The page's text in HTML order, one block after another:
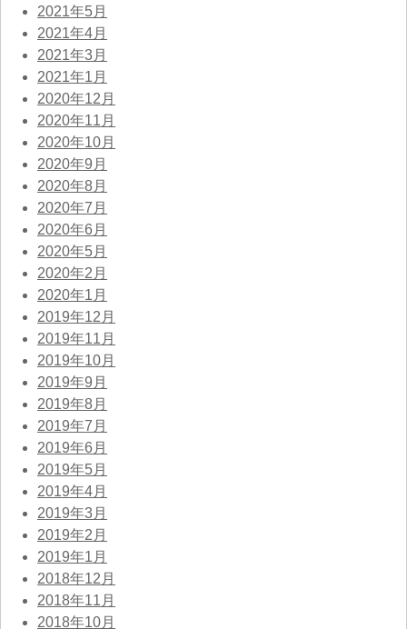
2021年5月
2021年4月
2021年3月
2021年1月
2020年12月
2020年11月
2020年10月
2020年9月
2020年8月
2020年7月
2020年6月
2020年5月
2020年2月
2020年1月
2019年12月
2019年11月
2019年10月
2019年9月
2019年8月
2019年7月
2019年6月
2019年5月
2019年4月
2019年3月
2019年2月
2019年1月
2018年12月
2018年11月
2018年10月